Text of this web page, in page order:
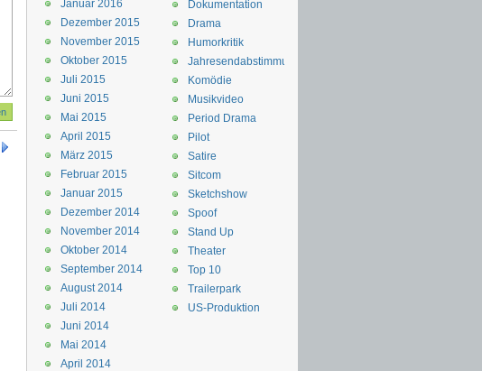
Dokumentation
Drama
Humorkritik
Jahresendabstimmung
Komödie
Musikvideo
Period Drama
Pilot
Satire
Sitcom
Sketchshow
Spoof
Stand Up
Theater
Top 10
Trailerpark
US-Produktion
Januar 2016
Dezember 2015
November 2015
Oktober 2015
Juli 2015
Juni 2015
Mai 2015
April 2015
März 2015
Februar 2015
Januar 2015
Dezember 2014
November 2014
Oktober 2014
September 2014
August 2014
Juli 2014
Juni 2014
Mai 2014
April 2014